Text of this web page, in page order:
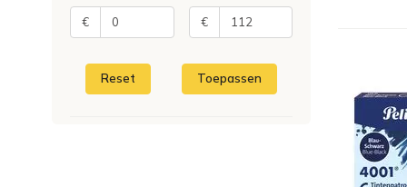
€ €
Reset Toepassen